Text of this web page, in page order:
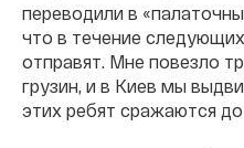
переводили в
что в течение
отправят. Мне повезло
грузин, и в Киев мы
этих ребят сражаются до